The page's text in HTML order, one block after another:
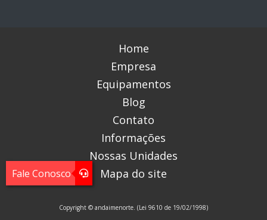
Home
Empresa
Equipamentos
Blog
Contato
Informações
Nossas Unidades
Mapa do site
Copyright © andaimenorte. (Lei 9610 de 19/02/1998)
Fale Conosco